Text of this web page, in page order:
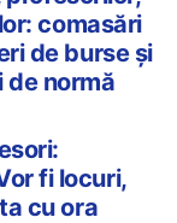
comasări
de burse și
de normă
fi locuri,
cu ora